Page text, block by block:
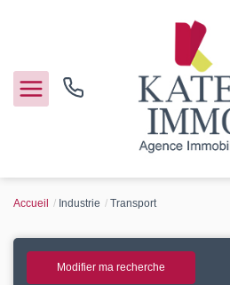
Vendre
Accueil Industrie Transport
Modifier ma recherche